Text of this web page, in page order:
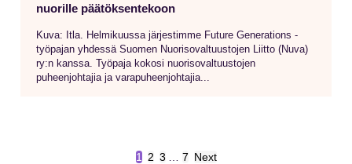
nuorille päätöksentekoon
Kuva: Itla. Helmikuussa järjestimme Future Generations -
työpajan yhdessä Suomen Nuorisovaltuustojen Liitto (Nuva)
ry:n kanssa. Työpaja kokosi nuorisovaltuustojen
puheenjohtajia ja varapuheenjohtajia...
1 2 3 7 Next